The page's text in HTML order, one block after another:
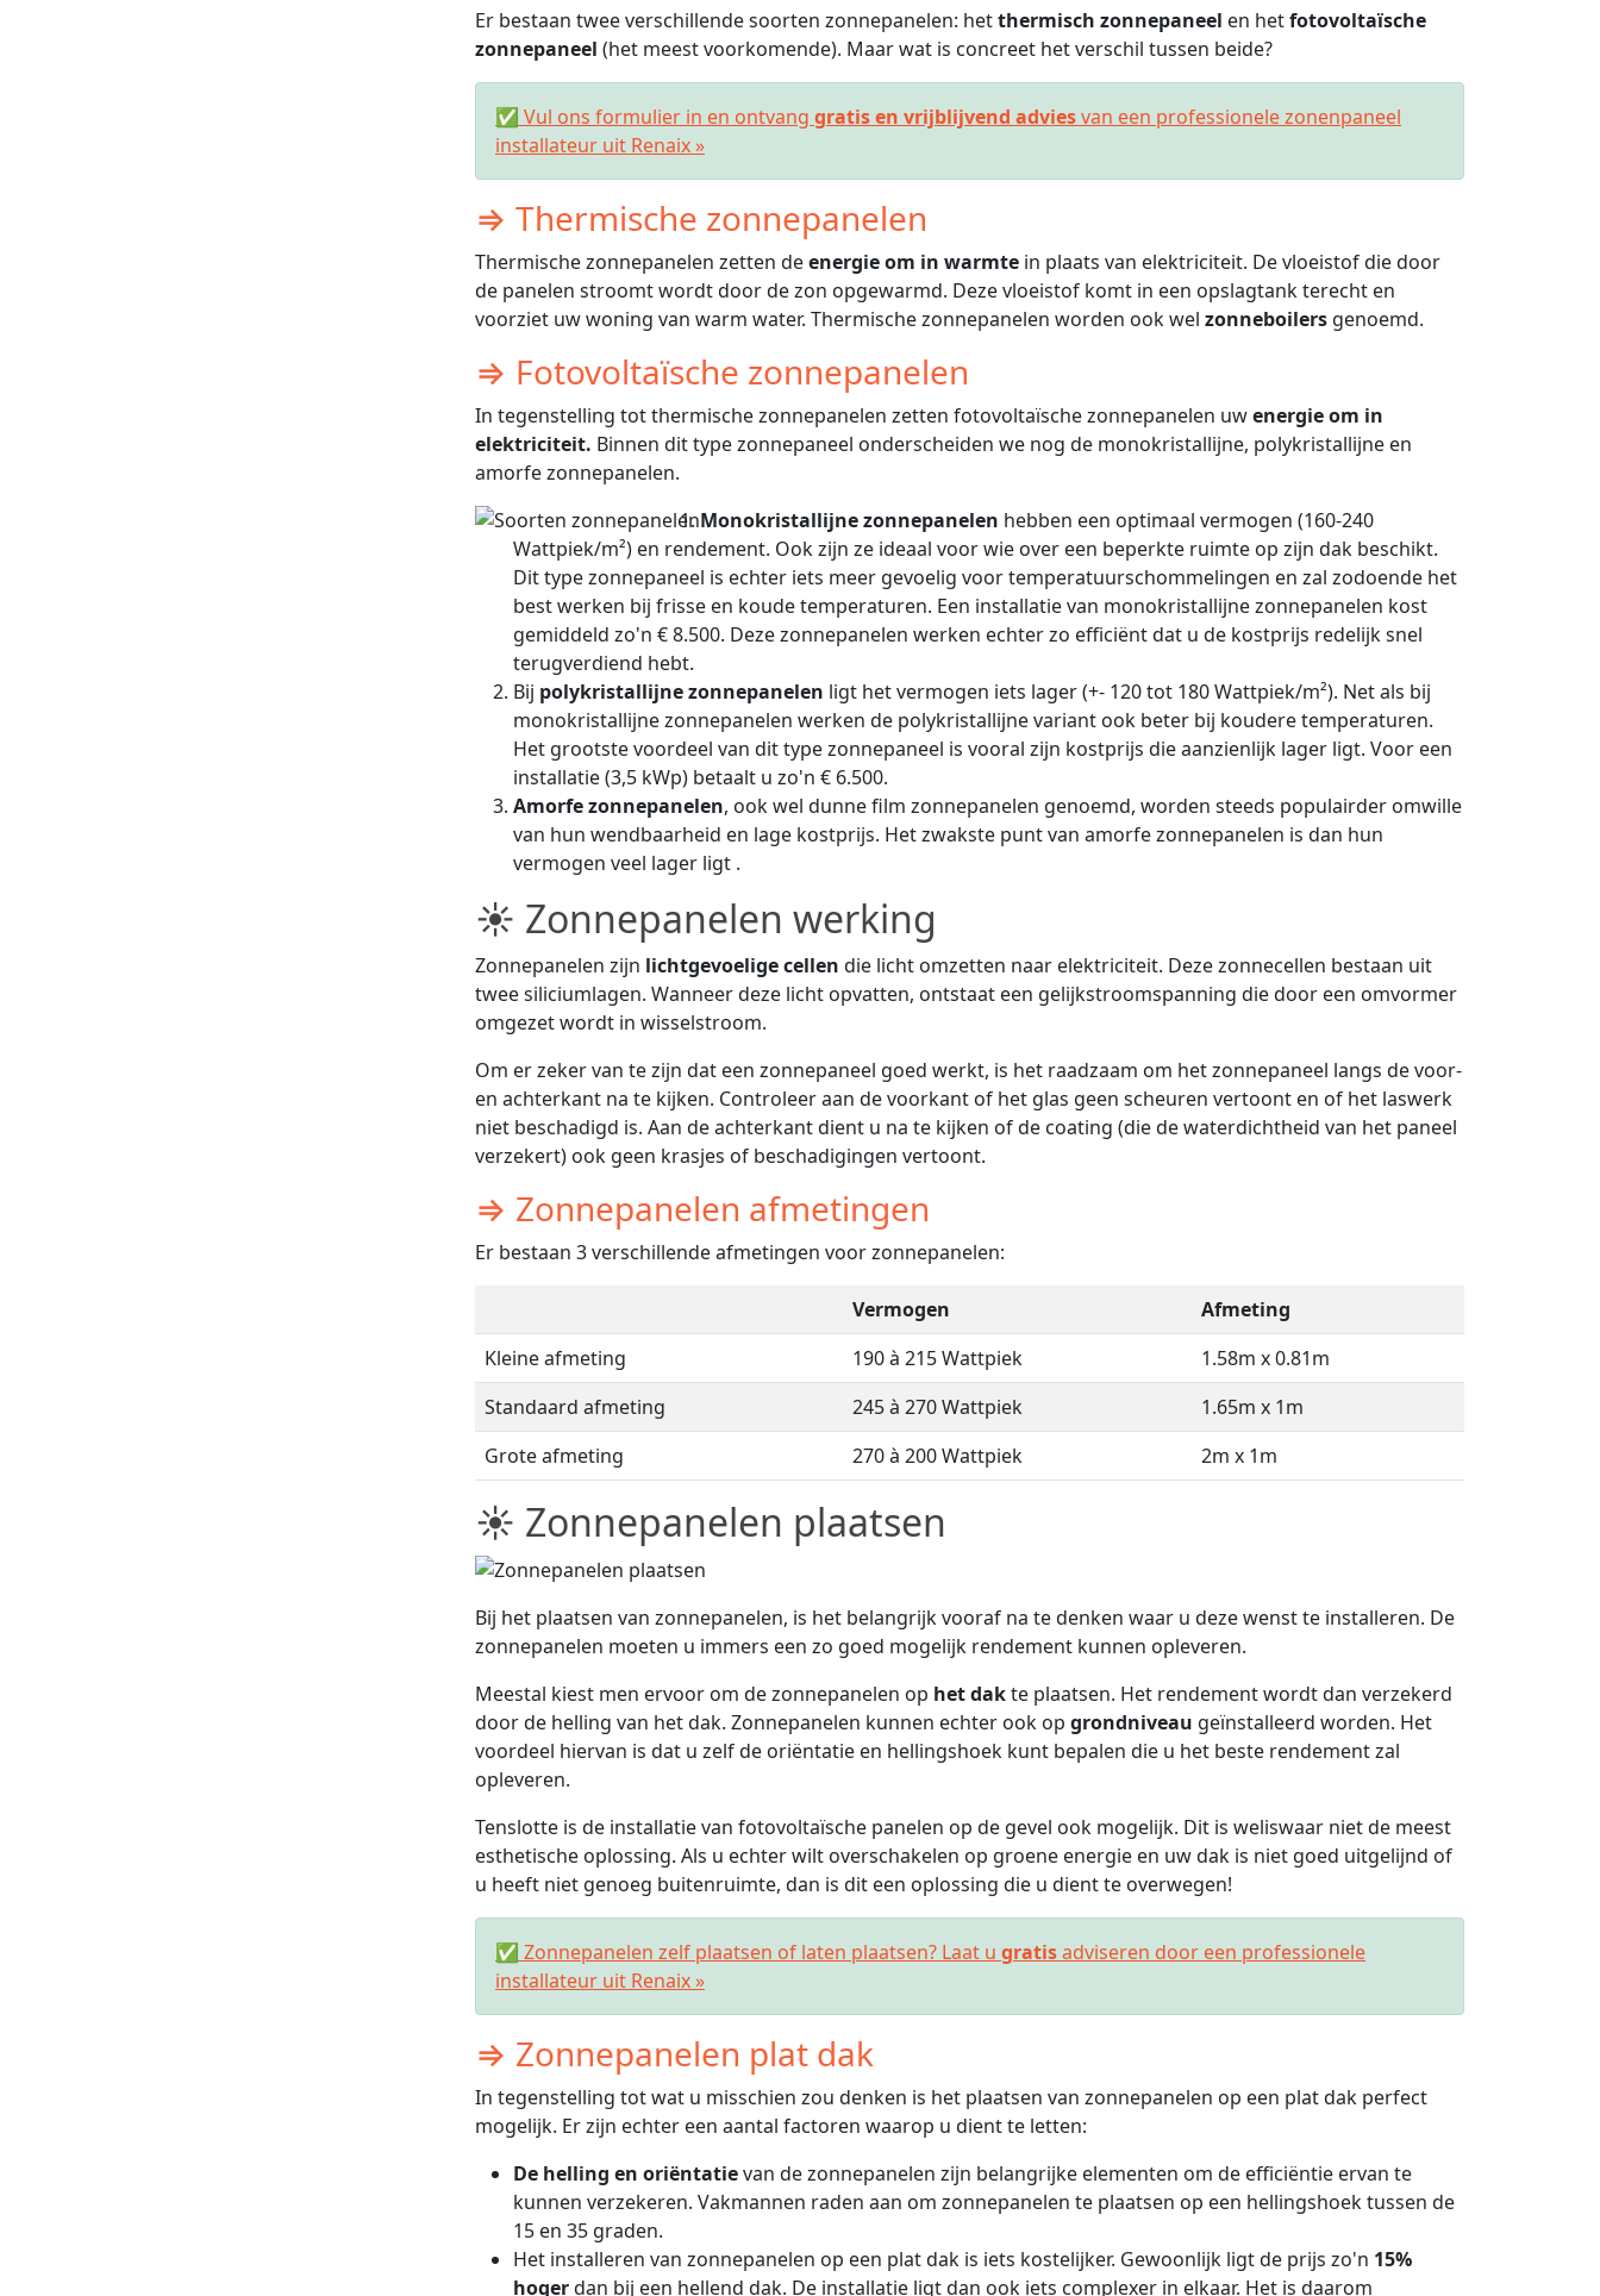
Er bestaan twee verschillende soorten zonnepanelen: hetthermisch zonnepaneel en hetfotovoltaïsche
zonnepaneel (het meest voorkomende). Maar wat is concreet het verschil tussen beide?
✅ Vul ons formulier in en ontvang gratis en vrijblijvend adviesvan een professionele zonenpaneel
installateur uit Renaix »
⇒ Thermische zonnepanelen
Thermische zonnepanelen zetten deenergie om in warmte in plaats van elektriciteit. De vloeistof die door
de panelen stroomt wordt door de zon opgewarmd. Deze vloeistof komt in een opslagtank terecht en
voorziet uw woning van warm water. Thermische zonnepanelen worden ook wel zonneboilers genoemd.
⇒ Fotovoltaïsche zonnepanelen
In tegenstelling tot thermische zonnepanelen zetten fotovoltaïsche zonnepanelen uwenergie om in
elektriciteit. Binnen dit type zonnepaneel onderscheiden we nog de monokristallijne, polykristallijne en
amorfe zonnepanelen.
Monokristallijne zonnepanelen hebben een optimaal vermogen (160-240
Wattpiek/m²) en rendement. Ook zijn ze ideaal voor wie over een beperkte ruimte op zijn dak beschikt.
Dit type zonnepaneel is echter iets meer gevoelig voor temperatuurschommelingen en zal zodoende het
best werken bij frisse en koude temperaturen. Een installatie van monokristallijne zonnepanelen kost
gemiddeld zo'n € 8.500. Deze zonnepanelen werken echter zo efficiënt dat u de kostprijs redelijk snel
terugverdiend hebt.
Bij polykristallijne zonnepanelen ligt het vermogen iets lager (+- 120 tot 180 Wattpiek/m²). Net als bij
monokristallijne zonnepanelen werken de polykristallijne variant ook beter bij koudere temperaturen.
Het grootste voordeel van dit type zonnepaneel is vooral zijn kostprijs die aanzienlijk lager ligt. Voor een
installatie (3,5 kWp) betaalt u zo'n € 6.500.
Amorfe zonnepanelen, ook wel dunne film zonnepanelen genoemd, worden steeds populairder omwille
van hun wendbaarheid en lage kostprijs. Het zwakste punt van amorfe zonnepanelen is dan hun
vermogen veel lager ligt .
☀ Zonnepanelen werking
Zonnepanelen zijn lichtgevoelige cellen die licht omzetten naar elektriciteit. Deze zonnecellen bestaan uit
twee siliciumlagen. Wanneer deze licht opvatten, ontstaat een gelijkstroomspanning die door een omvormer
omgezet wordt in wisselstroom.
Om er zeker van te zijn dat een zonnepaneel goed werkt, is het raadzaam om het zonnepaneel langs de voor-
en achterkant na te kijken. Controleer aan de voorkant of het glas geen scheuren vertoont en of het laswerk
niet beschadigd is. Aan de achterkant dient u na te kijken of de coating (die de waterdichtheid van het paneel
verzekert) ook geen krasjes of beschadigingen vertoont.
⇒ Zonnepanelen afmetingen
Er bestaan 3 verschillende afmetingen voor zonnepanelen:
Vermogen
Afmeting
Kleine afmeting
190 à 215 Wattpiek
1.58m x 0.81m
Standaard afmeting
245 à 270 Wattpiek
1.65m x 1m
Grote afmeting
270 à 200 Wattpiek 2m x 1m
☀ Zonnepanelen plaatsen
Bij het plaatsen van zonnepanelen, is het belangrijk vooraf na te denken waar u deze wenst te installeren. De
zonnepanelen moeten u immers een zo goed mogelijk rendement kunnen opleveren.
Meestal kiest men ervoor om de zonnepanelen op het dakte plaatsen. Het rendement wordt dan verzekerd
door de helling van het dak. Zonnepanelen kunnen echter ook op grondniveau geïnstalleerd worden. Het
voordeel hiervan is dat u zelf de oriëntatie en hellingshoek kunt bepalen die u het beste rendement zal
opleveren.
Tenslotte is de installatie van fotovoltaïsche panelen op de gevel ook mogelijk. Dit is weliswaar niet de meest
esthetische oplossing. Als u echter wilt overschakelen op groene energie en uw dak is niet goed uitgelijnd of
u heeft niet genoeg buitenruimte, dan is dit een oplossing die u dient te overwegen!
✅ Zonnepanelen zelf plaatsen of laten plaatsen? Laat u gratisadviseren door een professionele
installateur uit Renaix »
⇒ Zonnepanelen plat dak
In tegenstelling tot wat u misschien zou denken is het plaatsen van zonnepanelen op een plat dak perfect
mogelijk. Er zijn echter een aantal factoren waarop u dient te letten:
De helling en oriëntatievan de zonnepanelen zijn belangrijke elementen om de efficiëntie ervan te
kunnen verzekeren. Vakmannen raden aan om zonnepanelen te plaatsen op een hellingshoek tussen de
15 en 35 graden.
Het installeren van zonnepanelen op een plat dak is iets kostelijker. Gewoonlijk ligt de prijs zo'n 15%
hogerdan bij een hellend dak. De installatie ligt dan ook iets complexer in elkaar. Het is daarom